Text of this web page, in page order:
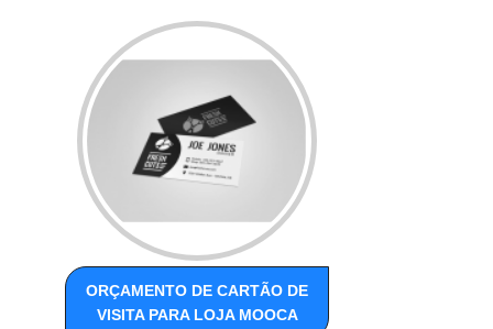
ORÇAMENTO DE CARTÃO DE
VISITA PARA LOJA MOOCA